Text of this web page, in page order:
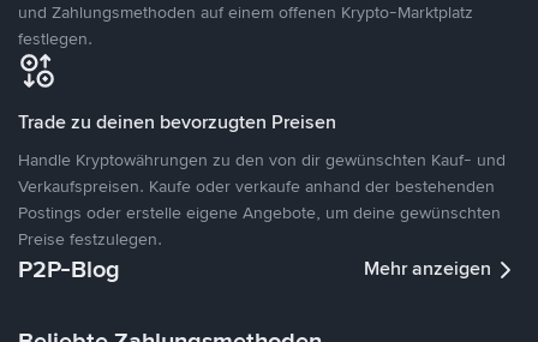
und Zahlungsmethoden auf einem offenen Krypto-Marktplatz
festlegen.
Trade zu deinen bevorzugten Preisen
Handle Kryptowährungen zu den von dir gewünschten Kauf- und
Verkaufspreisen. Kaufe oder verkaufe anhand der bestehenden
Postings oder erstelle eigene Angebote, um deine gewünschten
Preise festzulegen.
P2P-Blog Mehr anzeigen